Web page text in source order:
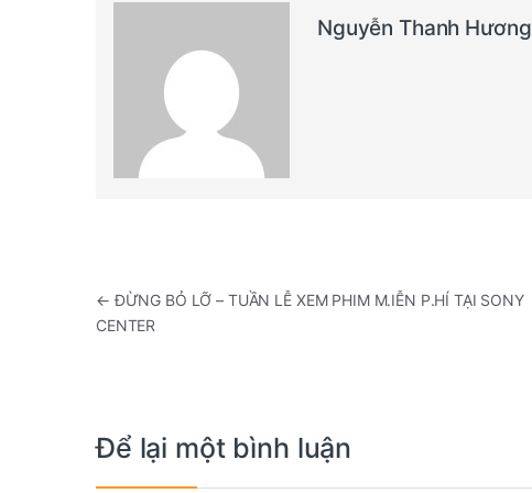
Nguyễn Thanh Hương
Điều hướng bài viết
← ĐỪNG BỎ LỠ – TUẦN LỄ XEM PHIM M.IỄN P.HÍ TẠI SONY
CENTER
Để lại một bình luận